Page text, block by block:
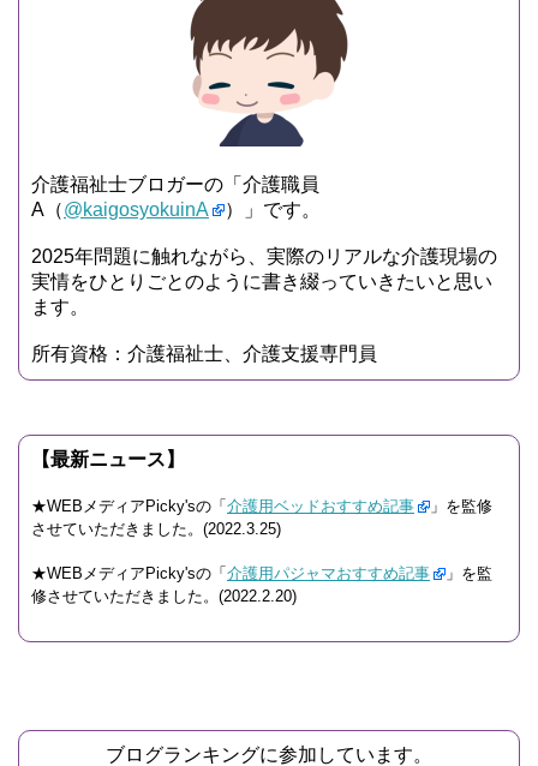
介護福祉士ブロガーの「介護職員
A（@kaigosyokuinA ）」です。
2025年問題に触れながら、実際のリアルな介護現場の
実情をひとりごとのように書き綴っていきたいと思い
ます。
所有資格：介護福祉士、介護支援専門員
【最新ニュース】
★WEBメディアPicky'sの「 介護用ベッドおすすめ記事
」を監修
させていただきました。(2022.3.25)
★WEBメディアPicky'sの「 介護用パジャマおすすめ記事
」を監
修させていただきました。(2022.2.20)
ブログランキングに参加しています。